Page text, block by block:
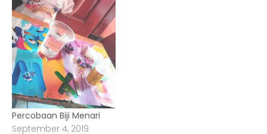
Percobaan Biji Menari
September 4, 2019